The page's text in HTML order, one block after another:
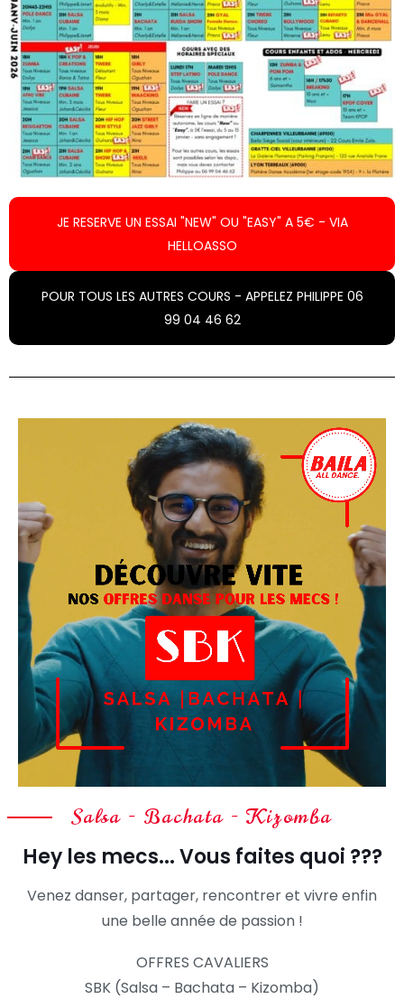
JE RESERVE UN ESSAI "NEW" OU "EASY" A 5€ - VIA
HELLOASSO
POUR TOUS LES AUTRES COURS - APPELEZ PHILIPPE 06
99 04 46 62
Salsa - Bachata - Kizomba
Hey les mecs... Vous faites quoi ???
Venez danser, partager, rencontrer et vivre enfin
une belle année de passion !
OFFRES CAVALIERS
SBK (Salsa – Bachata – Kizomba)